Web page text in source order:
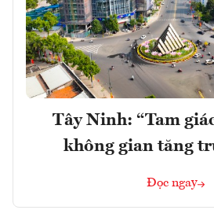
Tây Ninh: “Tam
không gian tăng
Đọc ngay